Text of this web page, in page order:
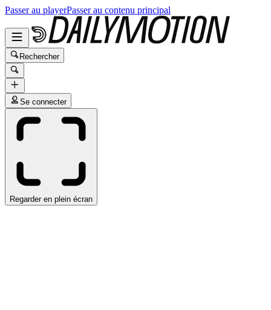
Passer au playerPasser au contenu principal
Rechercher
Se connecter
Regarder en plein écran